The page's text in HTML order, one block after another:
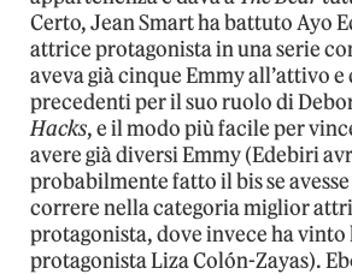
Certo, Jean Smart ha battuto Ayo
attrice protagonista in una serie
aveva già cinque Emmy all’attivo
precedenti per il suo ruolo di
Hacks, e il modo più facile per
avere già diversi Emmy (Edebiri
probabilmente fatto il bis se
correre nella categoria miglior
protagonista, dove invece ha vinto
protagonista Liza Colón-Zayas).